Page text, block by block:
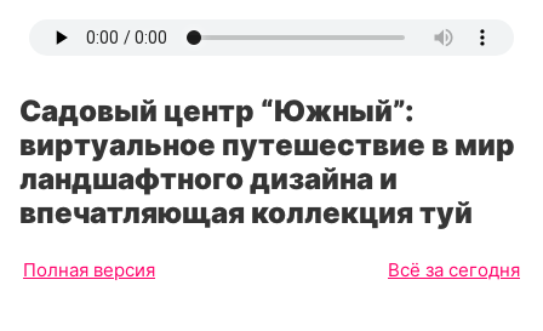
Садовый центр “Южный”:
виртуальное путешествие в мир
ландшафтного дизайна и
впечатляющая коллекция туй
Полная версия Всё за сегодня